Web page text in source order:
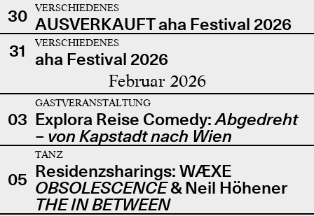
30
VERSCHIEDENES
AUSVERKAUFT aha Festival 2026
31
VERSCHIEDENES
aha Festival 2026
Februar 2026
03
GASTVERANSTALTUNG
Explora Reise Comedy:Abgedreht
– von Kapstadt nach Wien
05
TANZ
Residenzsharings: WÆXE
OBSOLESCENCE& Neil Höhener
THE IN BETWEEN